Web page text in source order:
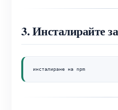
3. Инсталирайте
инсталиране на npm